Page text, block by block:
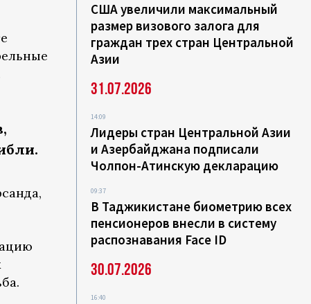
США увеличили максимальный
размер визового залога для
граждан трех стран Центральной
Азии
31.07.2026
14:09
Лидеры стран Центральной Азии
и Азербайджана подписали
Чолпон-Атинскую декларацию
09:37
В Таджикистане биометрию всех
пенсионеров внесли в систему
распознавания Face ID
30.07.2026
16:40